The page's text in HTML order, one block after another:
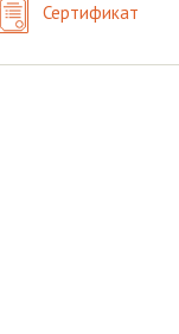
Сертификат